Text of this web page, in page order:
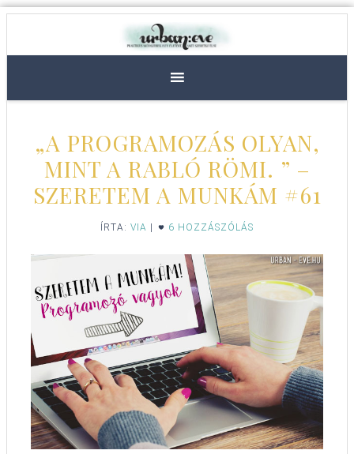
„A PROGRAMOZÁS OLYAN,
MINT A RABLÓ RÖMI. ” –
SZERETEM A MUNKÁM #61
ÍRTA: VIA 6 HOZZÁSZÓLÁS